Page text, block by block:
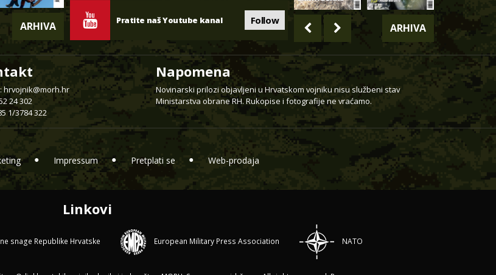
ARHIVA Pratite naš Youtube kanal Follow
ARHIVA
hrvojnik@morh.hr
24 302
1/3784 322
Napomena
Novinarski prilozi objavljeni u Hrvatskom vojniku nisu službeni stav
Ministarstva obrane RH. Rukopise i fotografije ne vraćamo.
Impressum Pretplati se Web-prodaja
Linkovi
snage Republike Hrvatske European Military Press Association NATO